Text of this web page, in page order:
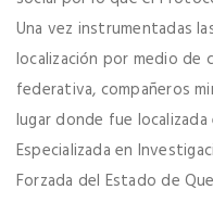
Una vez instrumentadas
localización por medio de
federativa, compañeros
lugar donde fue localizada
Especializada en
Forzada del Estado de